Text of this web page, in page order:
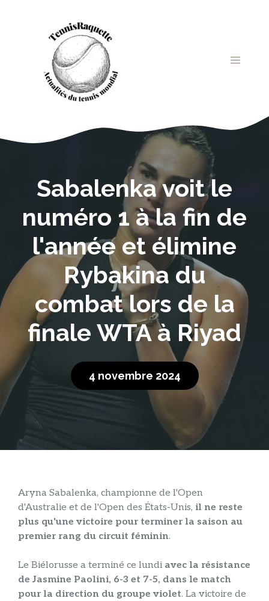
MENU
Sabalenka voit le
numéro 1 à la fin de
l'année et élimine
Rybakina du
combat lors de la
finale WTA à Riyad
4 novembre 2024
Aryna Sabalenka, championne de l'Open
d'Australie et de l'Open des États-Unis, il ne reste
plus qu'une victoire pour terminer la saison au
premier rang du circuit féminin.
Le Biélorusse a terminé ce lundi avec la résistance
de Jasmine Paolini, 6-3 et 7-5, dans le match
pour la direction du groupe violet. La victoire de